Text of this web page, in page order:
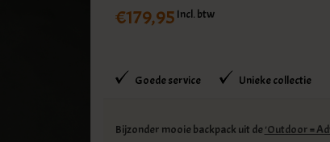
€179,95 Incl. btw
Goede service Unieke collectie
Bijzonder mooie backpack uit de'Outdoor =